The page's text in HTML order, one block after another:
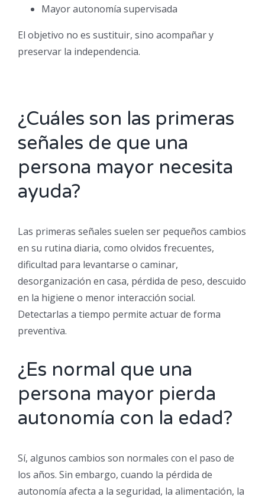
Mayor autonomía supervisada
El objetivo no es sustituir, sino acompañar y
preservar la independencia.
¿Cuáles son las primeras
señales de que una
persona mayor necesita
ayuda?
Las primeras señales suelen ser pequeños cambios
en su rutina diaria, como olvidos frecuentes,
dificultad para levantarse o caminar,
desorganización en casa, pérdida de peso, descuido
en la higiene o menor interacción social.
Detectarlas a tiempo permite actuar de forma
preventiva.
¿Es normal que una
persona mayor pierda
autonomía con la edad?
Sí, algunos cambios son normales con el paso de
los años. Sin embargo, cuando la pérdida de
autonomía afecta a la seguridad, la alimentación, la